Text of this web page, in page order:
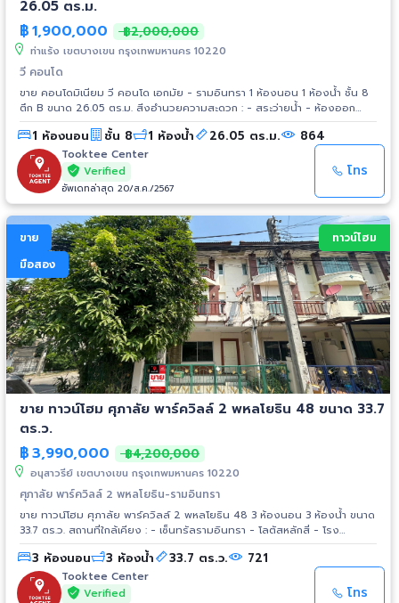
26.05 ตร.ม.
฿1,900,000 ฿2,000,000
ท่าแร้ง เขตบางเขน กรุงเทพมหานคร 10220
วี คอนโด
ขาย คอนโดมิเนียม วี คอนโด เอกมัย - รามอินทรา 1 ห้องนอน 1 ห้องน้ำ ชั้น 8
ตึก B ขนาด 26.05 ตร.ม. สิ่งอำนวยความสะดวก : - สระว่ายน้ำ - ห้องออก
กำลังกายพร้อมอุปกรณ์ - ระบบรักษาความปลอดภัย 24 ชม. - ระบบคีย์การ์ด
เข้า-ออกอาคาร - กล้อง CCTV - พื้นที่อเนกประสงค์ - อินเทอร์เน็ตไร้สาย
สำหรับพื้นที่ส่วนกลาง - สวนบริเวณสระว่ายน้ำ และรอบโครงการ สถานที่ใกล้
เคียง : - ซีดีซี - เทสโก้ โลตัส เอ็กซ์ตร้า รามอินทรา - เซ็นทรัล อีสต์วิลล์ -
ม.เกริก - ม.ศรีปทุม - รพ.เปาโล นวมินทร์ - รพ.สินแพทย์
1 ห้องนอน ชั้น 8 1 ห้องน้ำ 26.05 ตร.ม. 864
Tooktee Center
Verified
อัพเดทล่าสุด 20/ส.ค./2567
โทร
ขาย
มือสอง
ทาวน์โฮม
ขาย ทาวน์โฮม ศุภาลัย พาร์ควิลล์ 2 พหลโยธิน 48 ขนาด 33.7
ตร.ว.
฿3,990,000 ฿4,200,000
อนุสาวรีย์ เขตบางเขน กรุงเทพมหานคร 10220
ศุภาลัย พาร์ควิลล์ 2 พหลโยธิน-รามอินทรา
ขาย ทาวน์โฮม ศุภาลัย พาร์ควิลล์ 2 พหลโยธิน 48 3 ห้องนอน 3 ห้องน้ำ ขนาด
33.7 ตร.ว. สถานที่ใกล้เคียง : - เซ็นทรัลรามอินทรา - โลตัสหลักสี่ - โรง
พยาบาลซีจีเอช - เซ็นทรัลเยนเนอรัล - มหาวิทยาลัยศรีปทุม - สวนกีฬา
รามอินทรา - สนามกอล์ฟ ทบ
3 ห้องนอน 3 ห้องน้ำ 33.7 ตร.ว. 721
Tooktee Center
Verified
โทร